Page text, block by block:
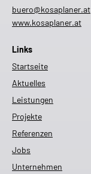
buero@kosaplaner.at
www.kosaplaner.at
Links
Startseite
Aktuelles
Leistungen
Projekte
Referenzen
Jobs
Unternehmen